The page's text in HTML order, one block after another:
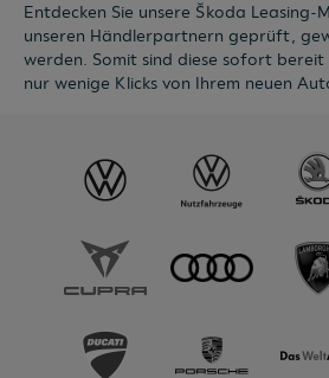
Entdecken Sie unsere Škoda Leasing-
unseren Händlerpartnern geprüft,
werden. Somit sind diese sofort
nur wenige Klicks von Ihrem neuen